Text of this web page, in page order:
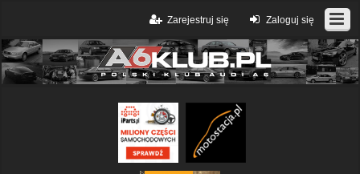
Zaloguj się
Zarejestruj się